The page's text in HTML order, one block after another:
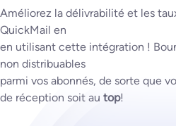
Améliorez la délivrabilité et les
QuickMail en
en utilisant cette intégration !
non distribuables
parmi vos abonnés, de sorte que
de réception soit au top!